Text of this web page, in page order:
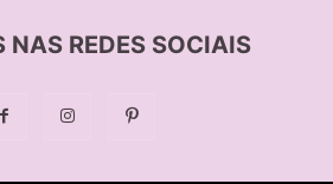
NAS REDES SOCIAIS